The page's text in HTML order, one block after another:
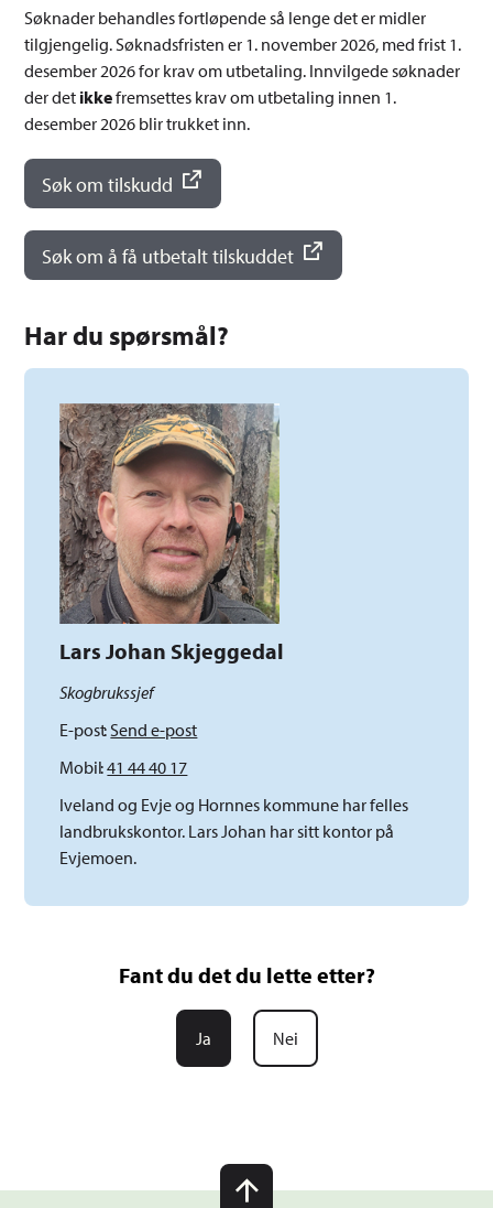
Søknader behandles fortløpende så lenge det er midler
tilgjengelig. Søknadsfristen er 1. november 2026, med frist 1.
desember 2026 for krav om utbetaling. Innvilgede søknader
der det ikkefremsettes krav om utbetaling innen 1.
desember 2026 blir trukket inn.
Søk om tilskudd
Søk om å få utbetalt tilskuddet
Har du spørsmål?
Lars Johan Skjeggedal
Skogbrukssjef
E-postSend e-post
Mobil41 44 40 17
Iveland og Evje og Hornnes kommune har felles
landbrukskontor. Lars Johan har sitt kontor på
Evjemoen.
Fant du det du lette etter?
Ja Nei